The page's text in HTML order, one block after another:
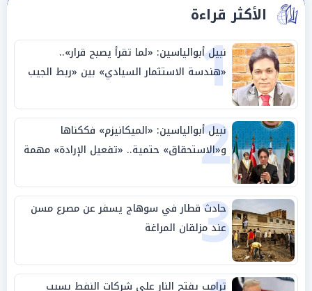
الأكثر قراءة
1
نبيل أبوالياسين: «لما تقرأ يصبح قرار»..
«هندسة الاستثمار السيادي» بين «ربط الجيب
بالوطن» و«سيادة الكلمة»
2
نبيل أبوالياسين: «الميكانيزم» فككناها
و«الاستحقاق» حتمية.. «تفعيل الإرادة» مهمة
الجامعة العربية
3
حادث قطار في سوهاج يسفر عن مصرع مسن
عند مزلقان المراغة
ترامب يفتح النار على شركات النفط بسبب